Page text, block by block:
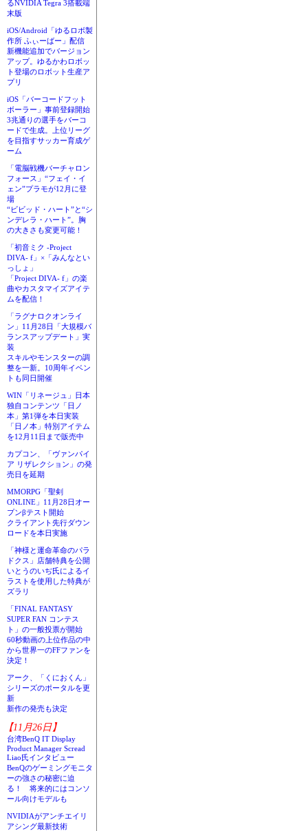
るNVIDIA Tegra 3搭載端
末版
iOS/Android「ゆるロボ製
作所 ふぃーばー」配信
新機能追加でバージョン
アップ。ゆるかわロボッ
ト登場のロボット生産ア
プリ
iOS「バーコードフット
ボーラー」事前登録開始
3兆通りの選手をバーコ
ードで生成。上位リーグ
を目指すサッカー育成ゲ
ーム
「電脳戦機バーチャロン
フォース」“フェイ・イ
ェン”プラモが12月に登
場
“ビビッド・ハート”と“シ
ンデレラ・ハート”。胸
の大きさも変更可能！
「初音ミク -Project
DIVA- f」×「みんなとい
っしょ」
「Project DIVA- f」の楽
曲やカスタマイズアイテ
ムを配信！
「ラグナロクオンライ
ン」11月28日「大規模バ
ランスアップデート」実
装
スキルやモンスターの調
整を一新。10周年イベン
トも同日開催
WIN「リネージュ」日本
独自コンテンツ「日ノ
本」第1弾を本日実装
「日ノ本」特別アイテム
を12月11日まで販売中
カプコン、「ヴァンパイ
ア リザレクション」の発
売日を延期
MMORPG「聖剣
ONLINE」11月28日オー
プンβテスト開始
クライアント先行ダウン
ロードを本日実施
「神様と運命革命のパラ
ドクス」店舗特典を公開
いとうのいぢ氏によるイ
ラストを使用した特典が
ズラリ
「FINAL FANTASY
SUPER FAN コンテス
ト」の一般投票が開始
60秒動画の上位作品の中
から世界一のFFファンを
決定！
アーク、「くにおくん」
シリーズのポータルを更
新
新作の発売も決定
【11月26日】
台湾BenQ IT Display
Product Manager Scread
Liao氏インタビュー
BenQのゲーミングモニタ
ーの強さの秘密に迫
る！ 将来的にはコンソ
ール向けモデルも
NVIDIAがアンチエイリ
アシング最新技術